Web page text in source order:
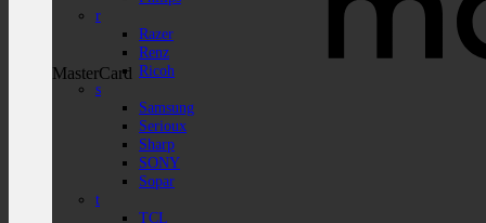
MasterCard
r
Razer
Renz
Ricoh
s
Samsung
Serioux
Sharp
SONY
Sopar
t
TCL